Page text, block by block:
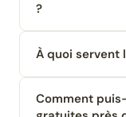
?
À quoi servent
Comment